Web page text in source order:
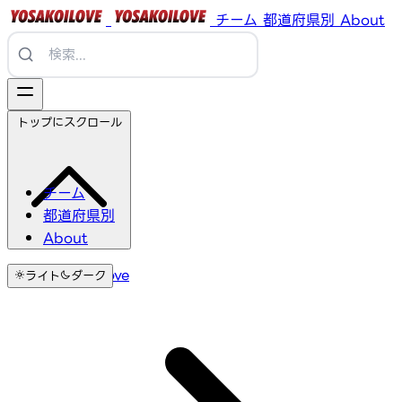
チーム 都道府県別 About
チーム
都道府県別
About
ライト ダーク
トップにスクロール
YosakoiLove